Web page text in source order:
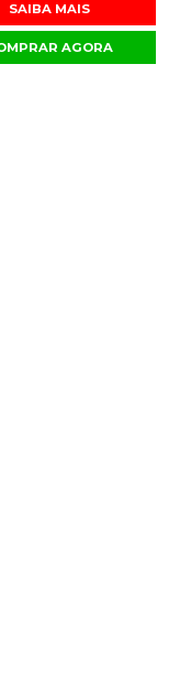
SAIBA MAIS
AGORA